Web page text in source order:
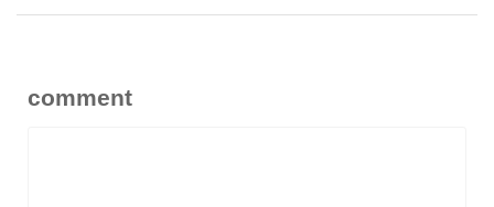
comment